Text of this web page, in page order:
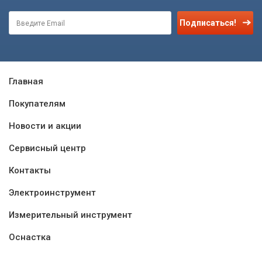
Подписаться!
Главная
Покупателям
Новости и акции
Сервисный центр
Контакты
Электроинструмент
Измерительный инструмент
Оснастка